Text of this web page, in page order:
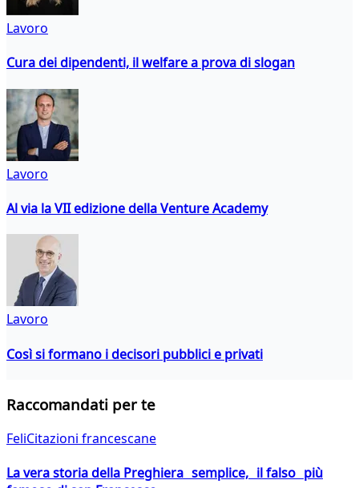
Lavoro
Cura dei dipendenti, il welfare a prova di slogan
Lavoro
Al via la VII edizione della Venture Academy
Lavoro
Così si formano i decisori pubblici e privati
Raccomandati per te
FeliCitazioni francescane
La vera storia della Preghiera semplice, il falso più